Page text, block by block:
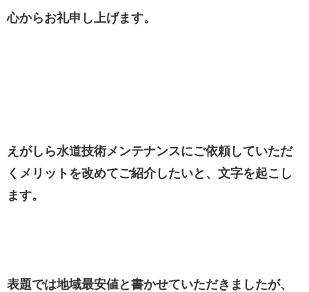
心からお礼申し上げます。
えがしら水道技術メンテナンスにご依頼していただ
くメリットを改めてご紹介したいと、文字を起こし
ます。
表題では地域最安値と書かせていただきましたが、